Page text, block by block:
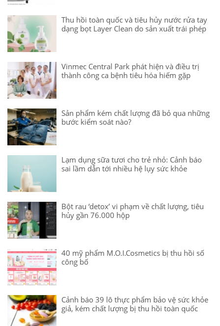
Thu hồi toàn quốc và tiêu hủy nước rửa tay
dạng bọt Layer Clean do sản xuất trái phép
Vinmec Central Park phát hiện và điều trị
thành công ca bệnh tiêu hóa hiếm gặp
Sản phẩm kém chất lượng đã bỏ qua những
bước kiểm soát nào?
Lạm dụng sữa tươi cho trẻ nhỏ: Cảnh báo
sai lầm dẫn tới nhiều hệ lụy sức khỏe
Bột rau ‘detox’ vi phạm về chất lượng, tiêu
hủy gần 76.000 hộp
40 mỹ phẩm M.O.I.Cosmetics bị thu hồi số
công bố
Cảnh báo 39 lô thực phẩm bảo vệ sức khỏe
giả, kém chất lượng bị thu hồi toàn quốc